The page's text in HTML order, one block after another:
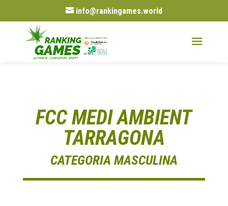
info@rankingames.world
FCC MEDI AMBIENT
TARRAGONA
CATEGORIA MASCULINA